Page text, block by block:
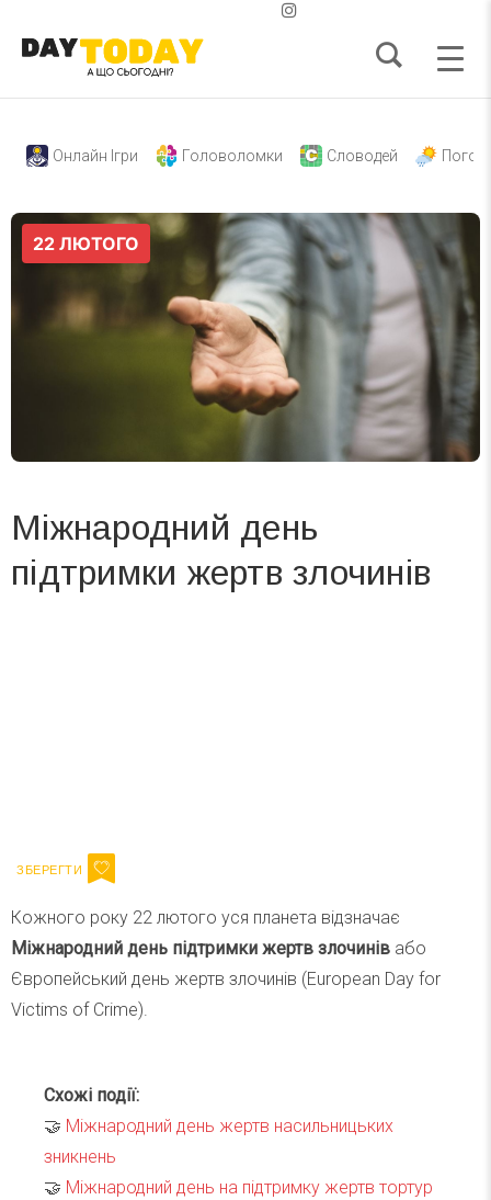
Онлайн Ігри Головоломки Словодей
Міжнародний день
підтримки жертв злочинів
Кожного року 22 лютого уся планета відзначає
Міжнародний день підтримки жертв злочинів або
Європейський день жертв злочинів (European Day for
Victims of Crime).
Схожі події:
🤝 Міжнародний день жертв насильницьких
зникнень
🤝 Міжнародний день на підтримку жертв тортур